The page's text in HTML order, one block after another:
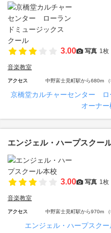
3.00 写真 1枚
音楽教室
アクセス 中野富士見町駅から680m （
京橋堂カルチャーセンター ロ
オーナー
エンジェル・ハープスクー
3.00 写真 1枚
音楽教室
アクセス 中野富士見町駅から970m （
エンジェル・ハープスク